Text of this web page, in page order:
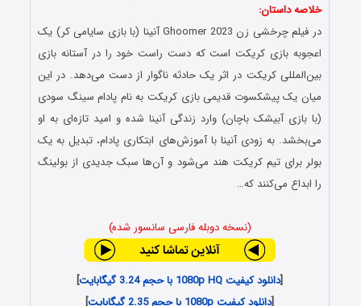
خلاصه داستان:
در فیلم چرخشی زن Ghoomer 2023 آنینا (با بازی سایامی کر) یک
اعجوبه بازی کریکت است که دست راست خود را در آستانه بازی
بین‌المللی کریکت در اثر یک حادثه ناگوار از دست می‌دهد. در این
میان یک پیشکسوت قدیمی بازی کریکت به نام پادام سینگ سودی
(با بازی آبیشک باچان) وارد زندگی آنینا شده و امید تازه‌ای به او
می‌بخشد. به زودی آنینا با آموزش‌های ابتکاری پادام، تبدیل به یک
بولر برای تیم کریکت هند می‌شود و آن‌ها سبک جدیدی از بولینگ
را ابداع می‌کنند که…
(نسخه دوبله فارسی سانسور شده)
[دانلود کیفیت 1080p HQ با حجم 3.24 گیگابایت
]
[دانلود کیفیت 1080p با حجم 2.35 گیگابایت
]